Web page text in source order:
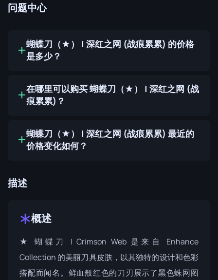
问题中心
蝴蝶刀（★） | 深红之网 (战痕累累) 的价格
是多少？
在哪里可以购买 蝴蝶刀（★） | 深红之网 (战
痕累累)？
蝴蝶刀（★） | 深红之网 (战痕累累) 最近的
价格变化如何？
描述
概述
★ 蝴蝶刀 | Crimson Web 是来自 Enhance
Collection 的美丽刀具皮肤，以其独特的设计和色彩
搭配而闻名。鲜血般红色的刀刃展示了黑色蛛网图